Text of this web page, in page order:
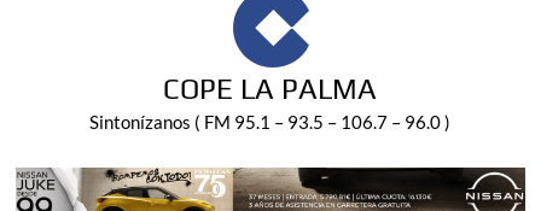
COPE LA PALMA
Sintonízanos ( FM 95.1 – 93.5 – 106.7 – 96.0 )